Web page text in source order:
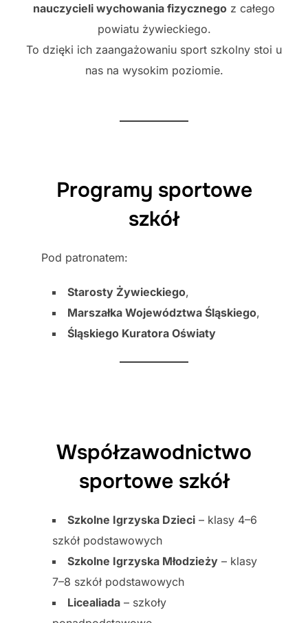
nauczycieli wychowania fizycznego z całego
powiatu żywieckiego.
To dzięki ich zaangażowaniu sport szkolny stoi u
nas na wysokim poziomie.
Programy sportowe
szkół
Pod patronatem:
Starosty Żywieckiego,
Marszałka Województwa Śląskiego,
Śląskiego Kuratora Oświaty
Współzawodnictwo
sportowe szkół
Szkolne Igrzyska Dzieci – klasy 4–6
szkół podstawowych
Szkolne Igrzyska Młodzieży – klasy
7–8 szkół podstawowych
Licealiada – szkoły